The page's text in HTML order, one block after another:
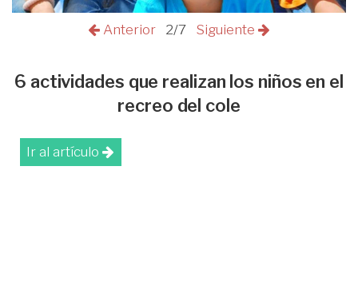
Anterior 2/7 Siguiente
6 actividades que realizan los niños en el
recreo del cole
Ir al artículo